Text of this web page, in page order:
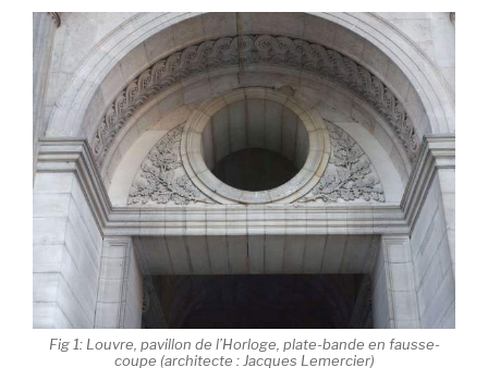
Fig 1: Louvre, pavillon de l’Horloge, plate-bande en fausse-
coupe (architecte : Jacques Lemercier)